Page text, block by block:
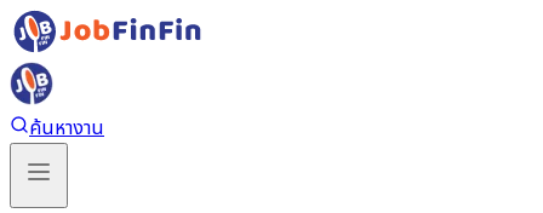
ค้นหางาน